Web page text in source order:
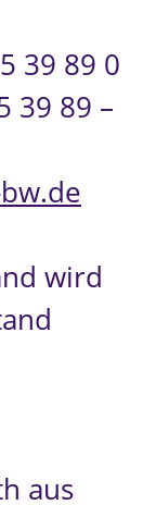
39 89 0
39 89 –
wird
aus